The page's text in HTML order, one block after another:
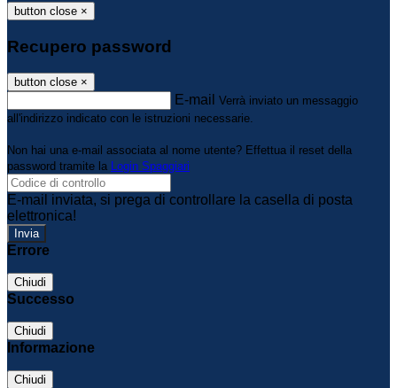
button close ×
Recupero password
button close ×
E-mail Verrà inviato un messaggio
all'indirizzo indicato con le istruzioni necessarie.
Non hai una e-mail associata al nome utente? Effettua il reset della
password tramite la Login Spaggiari
E-mail inviata, si prega di controllare la casella di posta
elettronica!
Errore
Chiudi
Successo
Chiudi
Informazione
Chiudi